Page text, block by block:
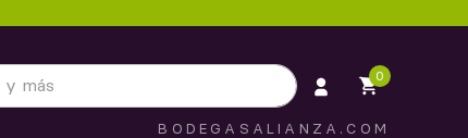
0
BODEGASALIANZA.COM